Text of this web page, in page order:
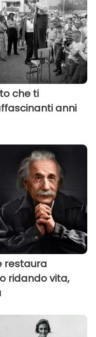
che ti
anni
restaura
ridando vita,